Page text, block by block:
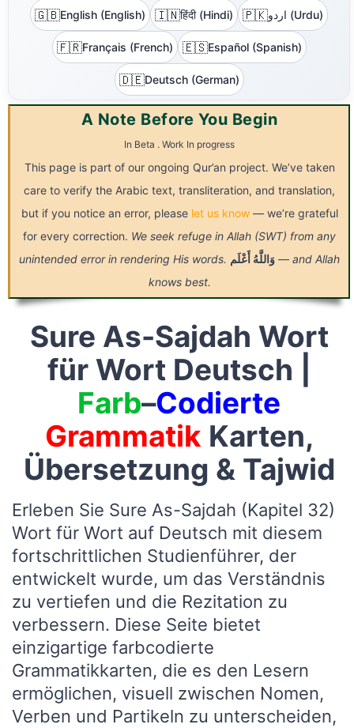
🇬🇧English (English) 🇮🇳हिंदी (Hindi) 🇵🇰 اردو (Urdu)
🇫🇷Français (French) 🇪🇸Español (Spanish)
🇩🇪Deutsch (German)
A Note Before You Begin
In Beta . Work In progress
This page is part of our ongoing Qur’an project. We’ve taken
care to verify the Arabic text, transliteration, and translation,
but if you notice an error, please let us know— we’re grateful
for every correction. We seek refuge in Allah (SWT) from any
unintended error in rendering His words.
وَاللَّهُ أَعْلَم
— and Allah
knows best.
Sure As-Sajdah Wort
für Wort Deutsch |
Farb–Codierte
Grammatik Karten,
Übersetzung & Tajwid
Erleben Sie Sure As-Sajdah (Kapitel 32)
Wort für Wort auf Deutsch mit diesem
fortschrittlichen Studienführer, der
entwickelt wurde, um das Verständnis
zu vertiefen und die Rezitation zu
verbessern. Diese Seite bietet
einzigartige farbcodierte
Grammatikkarten, die es den Lesern
ermöglichen, visuell zwischen Nomen,
Verben und Partikeln zu unterscheiden,